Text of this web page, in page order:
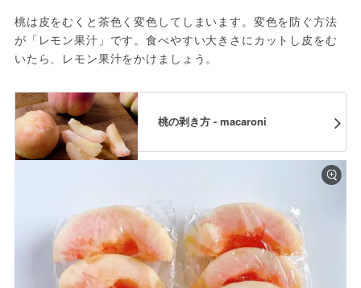
桃は皮をむくと茶色く変色してしまいます。変色を防ぐ方法
が「レモン果汁」です。食べやすい大きさにカットし皮をむ
いたら、レモン果汁をかけましょう。
桃の剥き方 - macaroni